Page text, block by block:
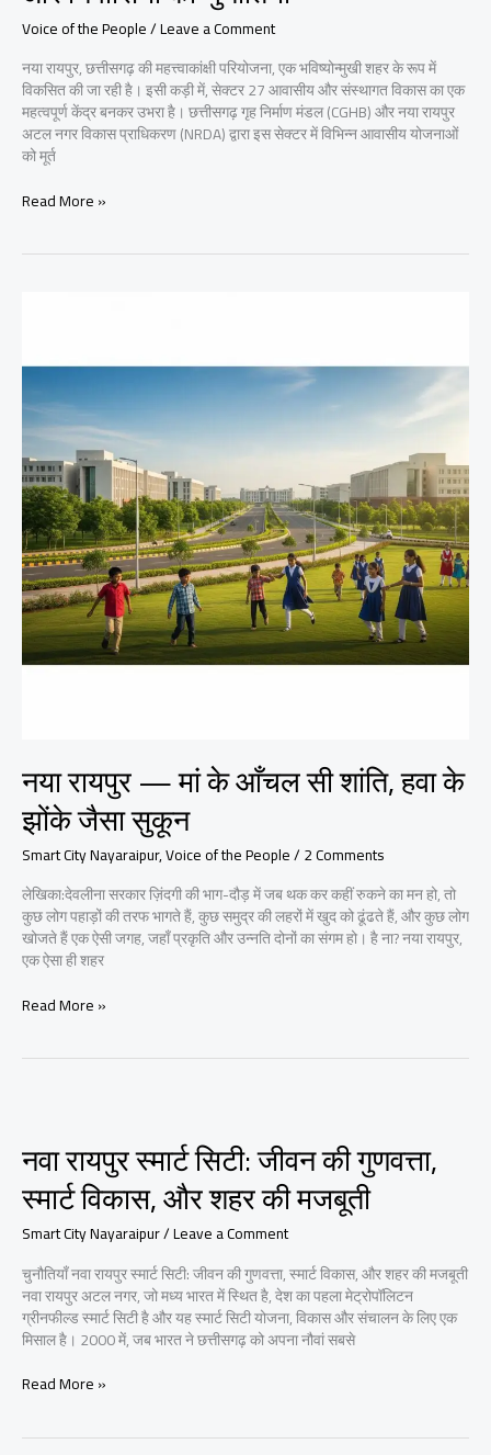
Voice of the People/Leave a Comment
नया रायपुर, छत्तीसगढ़ की महत्त्वाकांक्षी परियोजना, एक भविष्योन्मुखी शहर के रूप में
विकसित की जा रही है। इसी कड़ी में, सेक्टर 27 आवासीय और संस्थागत विकास का एक
महत्वपूर्ण केंद्र बनकर उभरा है। छत्तीसगढ़ गृह निर्माण मंडल (CGHB) और नया रायपुर
अटल नगर विकास प्राधिकरण (NRDA) द्वारा इस सेक्टर में विभिन्न आवासीय योजनाओं
को मूर्त
सेक्टर
की
चुनौतियाँ
Read More »
नया रायपुर — मां के आँचल सी शांति, हवा के
झोंके जैसा सुकून
Smart City Nayaraipur,Voice of the People/2 Comments
लेखिका:देवलीना सरकार ज़िंदगी की भाग-दौड़ में जब थक कर कहीं रुकने का मन हो, तो
कुछ लोग पहाड़ों की तरफ भागते हैं, कुछ समुद्र की लहरों में खुद को ढूंढते हैं, और कुछ लोग
खोजते हैं एक ऐसी जगह, जहाँ प्रकृति और उन्नति दोनों का संगम हो। है ना? नया रायपुर,
एक ऐसा ही शहर
नया
शांति,
हवा
के
झोंके
जैसा
सुकून
Read More »
नवा रायपुर स्मार्ट सिटी: जीवन की गुणवत्ता,
स्मार्ट विकास, और शहर की मजबूती
Smart City Nayaraipur/Leave a Comment
चुनौतियाँ नवा रायपुर स्मार्ट सिटी: जीवन की गुणवत्ता, स्मार्ट विकास, और शहर की मजबूती
नवा रायपुर अटल नगर, जो मध्य भारत में स्थित है, देश का पहला मेट्रोपॉलिटन
ग्रीनफील्ड स्मार्ट सिटी है और यह स्मार्ट सिटी योजना, विकास और संचालन के लिए एक
मिसाल है। 2000 में, जब भारत ने छत्तीसगढ़ को अपना नौवां सबसे
नवा
Read More »